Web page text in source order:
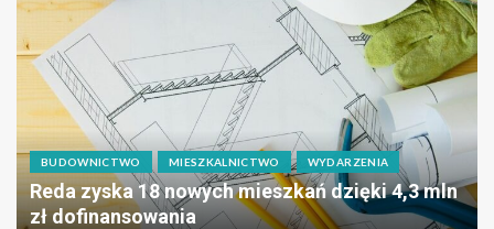
BUDOWNICTWO MIESZKALNICTWO WYDARZENIA
Reda zyska 18 nowych mieszkań dzięki 4,3 mln
zł dofinansowania